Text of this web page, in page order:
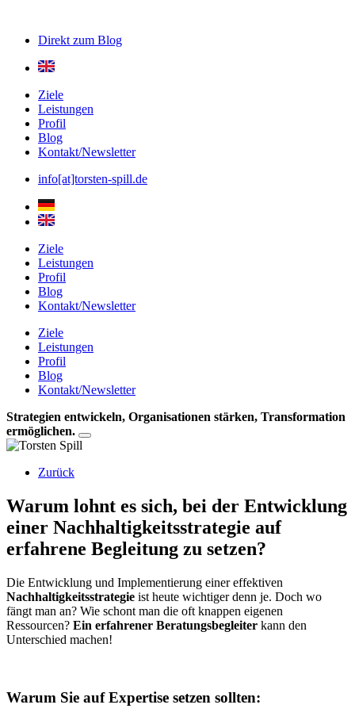
Direkt zum Blog
Ziele
Leistungen
Profil
Blog
Kontakt/Newsletter
info[at]torsten-spill.de
Ziele
Leistungen
Profil
Blog
Kontakt/Newsletter
Ziele
Leistungen
Profil
Blog
Kontakt/Newsletter
Strategien entwickeln, Organisationen stärken, Transformation
ermöglichen.
Zurück
Warum lohnt es sich, bei der Entwicklung
einer Nachhaltigkeitsstrategie auf
erfahrene Begleitung zu setzen?
Die Entwicklung und Implementierung einer effektiven
Nachhaltigkeitsstrategie ist heute wichtiger denn je. Doch wo
fängt man an? Wie schont man die oft knappen eigenen
Ressourcen? Ein erfahrener Beratungsbegleiter kann den
Unterschied machen!
Warum Sie auf Expertise setzen sollten: